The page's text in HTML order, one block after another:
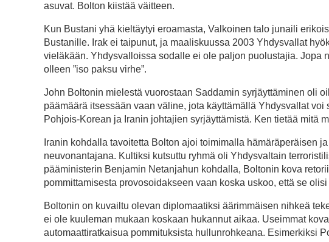
asuvat. Bolton kiistää väitteen.
Kun Bustani yhä kieltäytyi eroamasta, Valkoinen talo junaili
Bustanille. Irak ei taipunut, ja maaliskuussa 2003 Yhdysvallat
vieläkään. Yhdysvalloissa sodalle ei ole paljon puolustajia. Jopa
olleen ”iso paksu virhe”.
John Boltonin mielestä vuorostaan Saddamin syrjäyttäminen oli
päämäärä itsessään vaan väline, jota käyttämällä Yhdysvallat
Pohjois-Korean ja Iranin johtajien syrjäyttämistä. Ken tietää mitä
Iranin kohdalla tavoitetta Bolton ajoi toimimalla hämäräperäisen
neuvonantajana. Kultiksi kutsuttu ryhmä oli Yhdysvaltain
pääministerin Benjamin Netanjahun kohdalla, Boltonin kova
pommittamisesta provosoidakseen vaan koska uskoo, että se
Boltonin on kuvailtu olevan diplomaatiksi äärimmäisen nihkeä
ei ole kuuleman mukaan koskaan hukannut aikaa. Useimmat
automaattiratkaisua pommituksista hullunrohkeana. Esimerkiksi